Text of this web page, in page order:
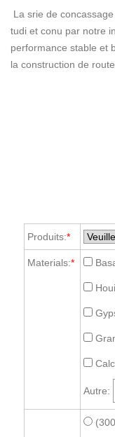
La srie de
tudi et conu par notre
performance stable et
la construction de
Produits:*
Materials:*
Autre: